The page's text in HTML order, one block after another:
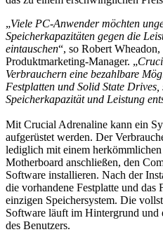
„Viele PC-Anwender möchten
Speicherkapazitäten gegen die
eintauschen“, so Robert
Produktmarketing-Manager. „
Verbrauchern eine bezahlbare
Festplatten und Solid State
Speicherkapazität und Leistung
Mit Crucial Adrenaline kann ein
aufgerüstet werden. Der
lediglich mit einem
Motherboard anschließen, den
Software installieren. Nach der
die vorhandene Festplatte und
einzigen Speichersystem. Die
Software läuft im Hintergrund
des Benutzers.